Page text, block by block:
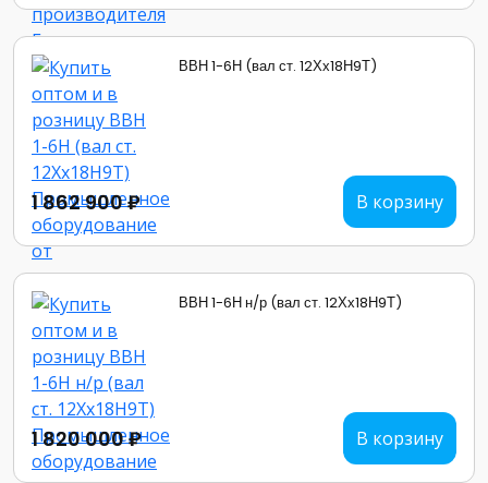
ВВН 1-6Н (вал ст. 12Хх18Н9Т)
1 862 900 ₽ В корзину
ВВН 1-6Н н/р (вал ст. 12Хх18Н9Т)
1 820 000 ₽ В корзину